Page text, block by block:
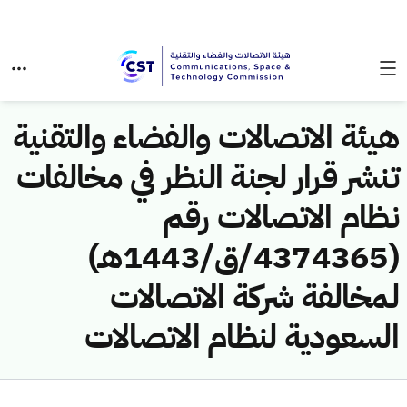
هيئة الاتصالات والفضاء والتقنية
تنشر قرار لجنة النظر في مخالفات
نظام الاتصالات رقم
(4374365/ق/1443هـ)
لمخالفة شركة الاتصالات
السعودية لنظام الاتصالات